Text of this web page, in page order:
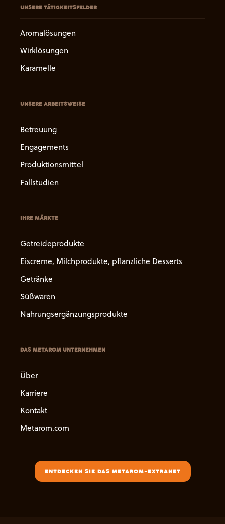
UNSERE TÄTIGKEITSFELDER
Aromalösungen
Wirklösungen
Karamelle
UNSERE ARBEITSWEISE
Betreuung
Engagements
Produktionsmittel
Fallstudien
IHRE MÄRKTE
Getreideprodukte
Eiscreme, Milchprodukte, pflanzliche Desserts
Getränke
Süßwaren
Nahrungsergänzungsprodukte
DAS METAROM UNTERNEHMEN
Über
Karriere
Kontakt
Metarom.com
ENTDECKEN SIE DAS METAROM-EXTRANET